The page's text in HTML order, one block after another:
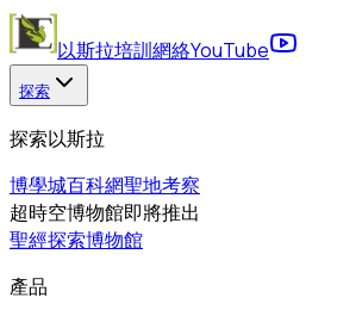
以斯拉培訓網絡YouTube
探索
探索以斯拉
博學城百科網聖地考察
超時空博物館即將推出
聖經探索博物館
產品